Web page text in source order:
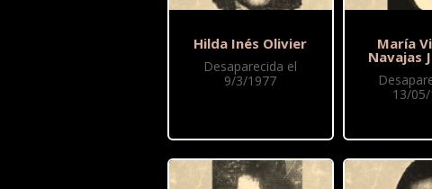
Hilda Inés Olivier
Desaparecida el
9/3/1977
María
Navajas
13/